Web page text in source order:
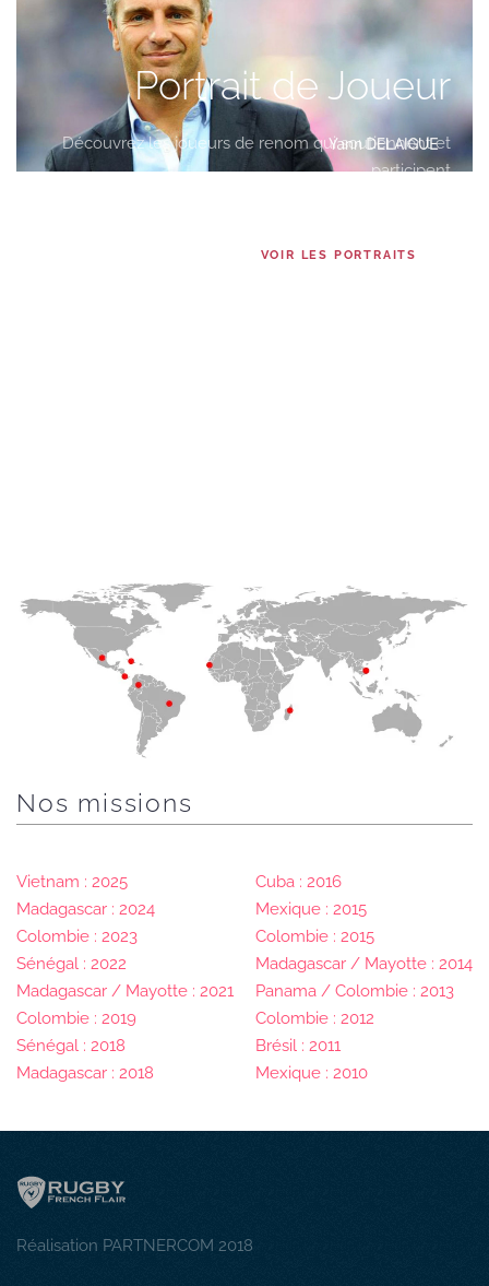
Portrait de Joueur
Découvrez les joueurs de renom qui soutiennent et
participent
VOIR LES PORTRAITS
Nos missions
Vietnam : 2025
Madagascar : 2024
Colombie : 2023
Sénégal : 2022
Madagascar / Mayotte : 2021
Colombie : 2019
Sénégal : 2018
Madagascar : 2018
Cuba : 2016
Mexique : 2015
Colombie : 2015
Madagascar / Mayotte : 2014
Panama / Colombie : 2013
Colombie : 2012
Brésil : 2011
Mexique : 2010
Réalisation PARTNERCOM 2018